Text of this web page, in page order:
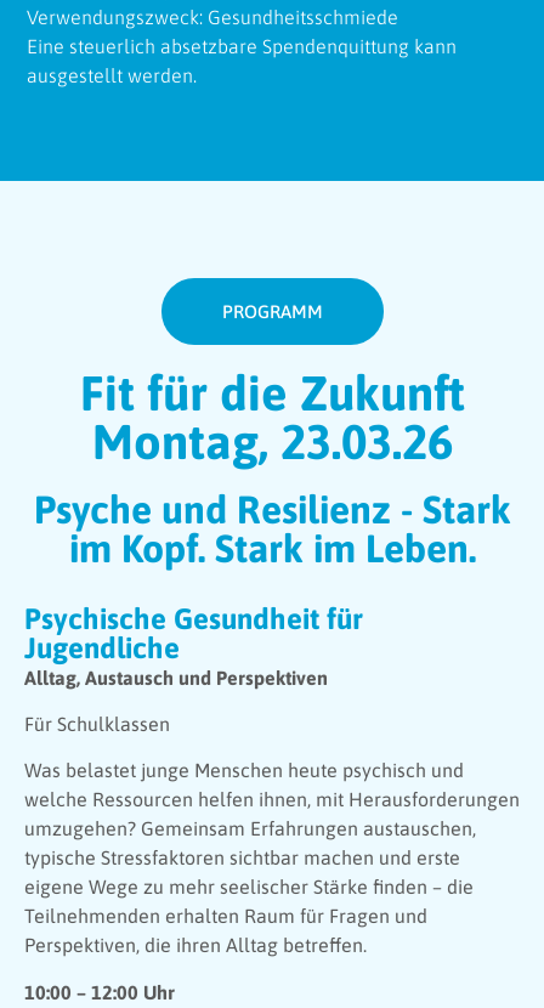
Verwendungszweck: Gesundheitsschmiede
Eine steuerlich absetzbare Spendenquittung kann
ausgestellt werden.
PROGRAMM
Fit für die Zukunft
Montag, 23.03.26
Psyche und Resilienz - Stark
im Kopf. Stark im Leben.
Psychische Gesundheit für
Jugendliche
Alltag, Austausch und Perspektiven
Für Schulklassen
Was belastet junge Menschen heute psychisch und
welche Ressourcen helfen ihnen, mit Herausforderungen
umzugehen? Gemeinsam Erfahrungen austauschen,
typische Stressfaktoren sichtbar machen und erste
eigene Wege zu mehr seelischer Stärke finden – die
Teilnehmenden erhalten Raum für Fragen und
Perspektiven, die ihren Alltag betreffen.
10:00 – 12:00 Uhr